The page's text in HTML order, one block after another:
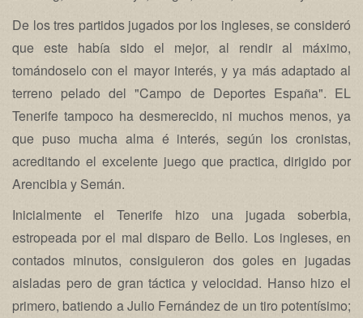
De los tres partidos jugados por los ingleses, se consideró
que este había sido el mejor, al rendir al máximo,
tomándoselo con el mayor interés, y ya más adaptado al
terreno pelado del "Campo de Deportes España". EL
Tenerife tampoco ha desmerecido, ni muchos menos, ya
que puso mucha alma é interés, según los cronistas,
acreditando el excelente juego que practica, dirigido por
Arencibia y Semán.
Inicialmente el Tenerife hizo una jugada soberbia,
estropeada por el mal disparo de Bello. Los ingleses, en
contados minutos, consiguieron dos goles en jugadas
aisladas pero de gran táctica y velocidad. Hanso hizo el
primero, batiendo a Julio Fernández de un tiro potentísimo;